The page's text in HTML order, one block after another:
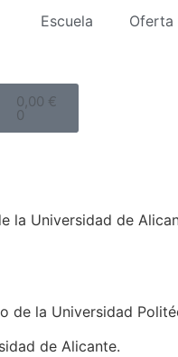
Escuela Oferta
0,00 €
0
Universidad de
de la Universidad
de Alicante.